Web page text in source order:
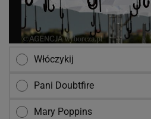
Włóczykij
Pani Doubtfire
Mary Poppins